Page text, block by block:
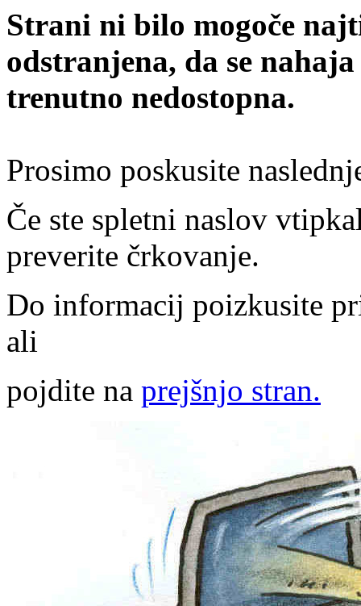
Strani ni bilo mogoče
odstranjena, da se
trenutno nedostopna.
Prosimo poskusite
Če ste spletni naslov
preverite črkovanje.
Do informacij poizkusite
ali
pojdite na prejšnjo stran.